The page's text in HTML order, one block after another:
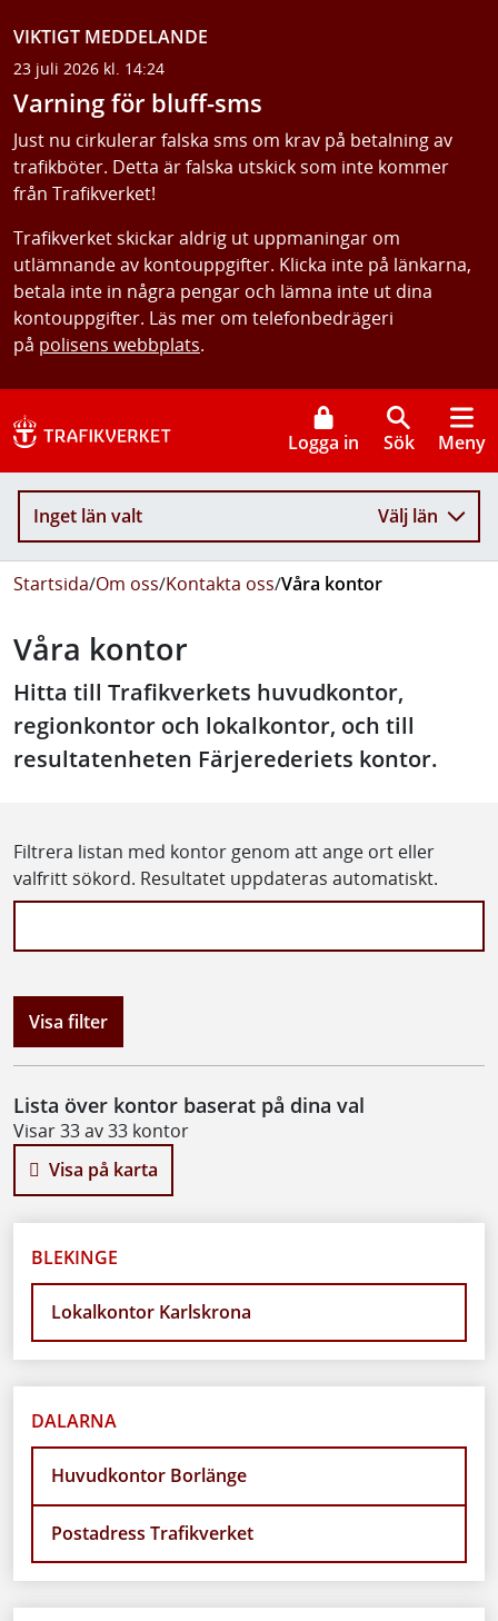
VIKTIGT MEDDELANDE
23 juli 2026 kl. 14:24
Varning för bluff-sms
Just nu cirkulerar falska sms om krav på betalning av
trafikböter. Detta är falska utskick som inte kommer
från Trafikverket!
Trafikverket skickar aldrig ut uppmaningar om
utlämnande av kontouppgifter. Klicka inte på länkarna,
betala inte in några pengar och lämna inte ut dina
kontouppgifter. Läs mer om telefonbedrägeri
på polisens webbplats.
Logga in Sök Meny
Inget län valt Välj län
Startsida/Om oss/Kontakta oss/Våra kontor
Våra kontor
Hitta till Trafikverkets huvudkontor,
regionkontor och lokalkontor, och till
resultatenheten Färjerederiets kontor.
Filtrera listan med kontor genom att ange ort eller
valfritt sökord. Resultatet uppdateras automatiskt.
Visa filter
Lista över kontor baserat på dina val
Visar 33 av 33 kontor
Visa på karta
BLEKINGE
Lokalkontor Karlskrona
DALARNA
Huvudkontor Borlänge
Postadress Trafikverket